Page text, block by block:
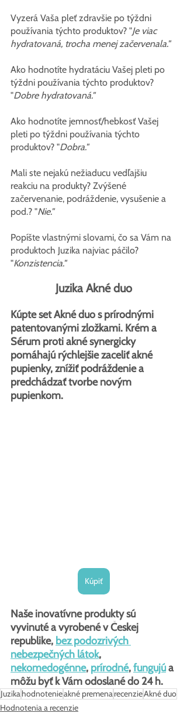
Vyzerá Vaša pleť zdravšie po týždni
používania týchto produktov? "Je viac
hydratovaná, trocha menej začervenala."
Ako hodnotíte hydratáciu Vašej pleti po
týždni používania týchto produktov?
"Dobre hydratovaná."
Ako hodnotíte jemnosť/hebkosť Vašej
pleti po týždni používania týchto
produktov? "Dobra."
Mali ste nejakú nežiaducu vedľajšiu
reakciu na produkty? Zvýšené
začervenanie, podráždenie, vysušenie a
pod.? "Nie."
Popíšte vlastnými slovami, čo sa Vám na
produktoch Juzika najviac páčilo?
"Konzistencia."
Juzika Akné duo
Kúpte set Akné duo s prírodnými
patentovanými zložkami. Krém a
Sérum proti akné synergicky
pomáhajú rýchlejšie zaceliť akné
pupienky, znížiť podráždenie a
predchádzať tvorbe novým
pupienkom.
Kúpiť
Naše inovatívne produkty sú
vyvinuté a vyrobené v Českej
republike, bez podozrivých
nebezpečných látok,
nekomedogénne, prírodné, fungujú a
môžu byť k Vám odoslané do 24 h.
Juzikahodnotenieakné premenarecenzieAkné duo
Hodnotenia a recenzie